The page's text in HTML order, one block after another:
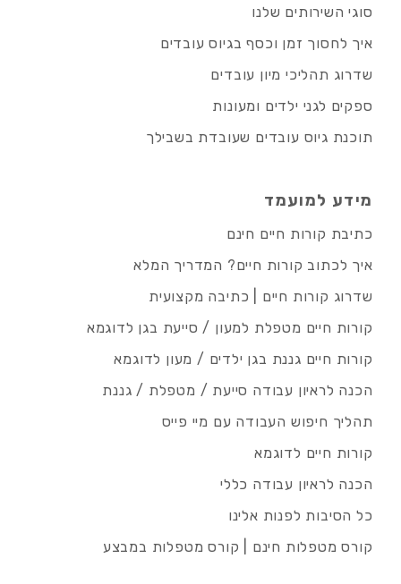
סוגי השירותים שלנו
איך לחסוך זמן וכסף בגיוס עובדים
שדרוג תהליכי מיון עובדים
ספקים לגני ילדים ומעונות
תוכנת גיוס עובדים שעובדת בשבילך
מידע למועמד
כתיבת קורות חיים חינם
איך לכתוב קורות חיים? המדריך המלא
שדרוג קורות חיים | כתיבה מקצועית
קורות חיים מטפלת למעון / סייעת בגן לדוגמא
קורות חיים גננת בגן ילדים / מעון לדוגמא
הכנה לראיון עבודה סייעת / מטפלת / גננת
תהליך חיפוש העבודה עם מיי פייס
קורות חיים לדוגמא
הכנה לראיון עבודה כללי
כל הסיבות לפנות אלינו
קורס מטפלות חינם | קורס מטפלות במבצע